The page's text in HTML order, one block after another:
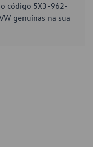
código 5X3-962-
genuínas na sua